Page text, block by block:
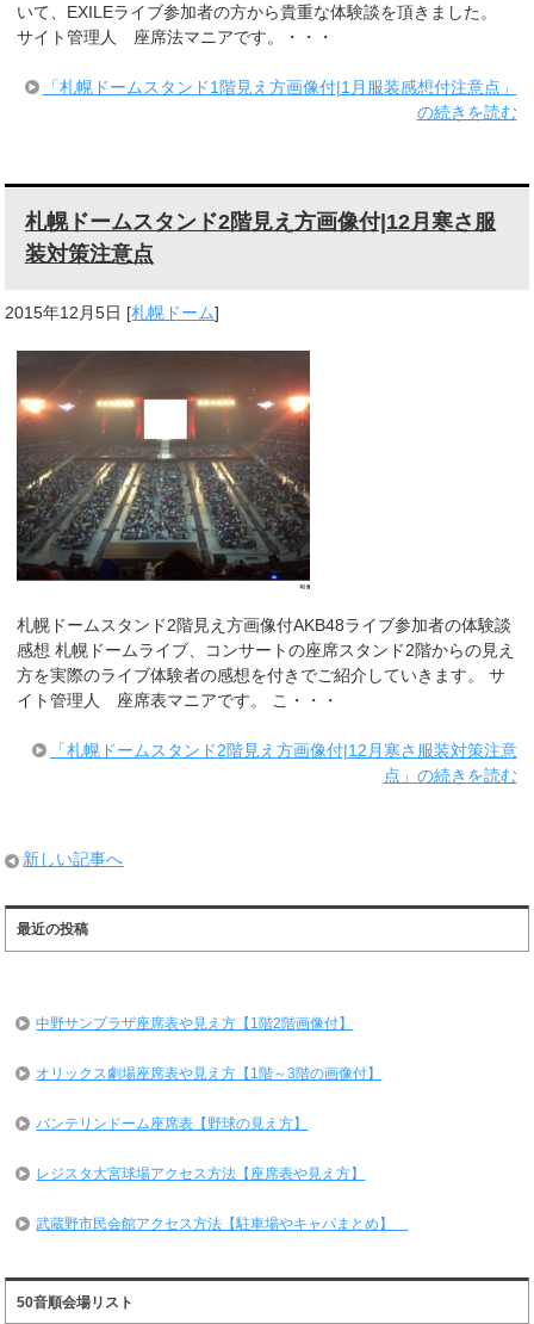
いて、EXILEライブ参加者の方から貴重な体験談を頂きました。
サイト管理人 座席法マニアです。・・・
「札幌ドームスタンド1階見え方画像付|1月服装感想付注意点」
の続きを読む
札幌ドームスタンド2階見え方画像付|12月寒さ服
装対策注意点
2015年12月5日 [札幌ドーム]
札幌ドームスタンド2階見え方画像付AKB48ライブ参加者の体験談
感想 札幌ドームライブ、コンサートの座席スタンド2階からの見え
方を実際のライブ体験者の感想を付きでご紹介していきます。 サ
イト管理人 座席表マニアです。 こ・・・
「札幌ドームスタンド2階見え方画像付|12月寒さ服装対策注意
点」の続きを読む
新しい記事へ
最近の投稿
中野サンプラザ座席表や見え方【1階2階画像付】
オリックス劇場座席表や見え方【1階～3階の画像付】
バンテリンドーム座席表【野球の見え方】
レジスタ大宮球場アクセス方法【座席表や見え方】
武蔵野市民会館アクセス方法【駐車場やキャパまとめ】
50音順会場リスト